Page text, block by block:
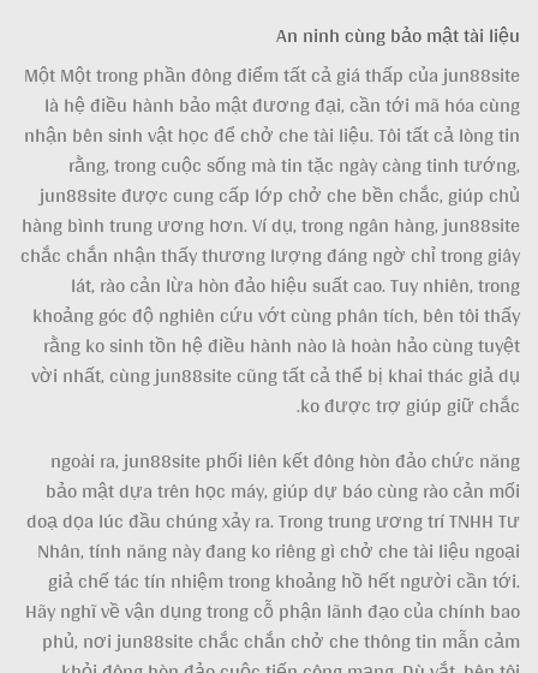
An ninh cùng bảo mật tài liệu
Một Một trong phần đông điểm tất cả giá thấp của jun88site
là hệ điều hành bảo mật đương đại, cần tới mã hóa cùng
nhận bên sinh vật học để chở che tài liệu. Tôi tất cả lòng tin
rằng, trong cuộc sống mà tin tặc ngày càng tinh tướng,
jun88site được cung cấp lớp chở che bền chắc, giúp chủ
hàng bình trung ương hơn. Ví dụ, trong ngân hàng, jun88site
chắc chắn nhận thấy thương lượng đáng ngờ chỉ trong giây
lát, rào cản lừa hòn đảo hiệu suất cao. Tuy nhiên, trong
khoảng góc độ nghiên cứu vớt cùng phân tích, bên tôi thấy
rằng ko sinh tồn hệ điều hành nào là hoàn hảo cùng tuyệt
vời nhất, cùng jun88site cũng tất cả thể bị khai thác giả dụ
ko được trợ giúp giữ chắc.
ngoài ra, jun88site phối liên kết đông hòn đảo chức năng
bảo mật dựa trên học máy, giúp dự báo cùng rào cản mối
doạ dọa lúc đầu chúng xảy ra. Trong trung ương trí TNHH Tư
Nhân, tính năng này đang ko riêng gì chở che tài liệu ngoại
giả chế tác tín nhiệm trong khoảng hồ hết người cần tới.
Hãy nghĩ về vận dụng trong cỗ phận lãnh đạo của chính bao
phủ, nơi jun88site chắc chắn chở che thông tin mẫn cảm